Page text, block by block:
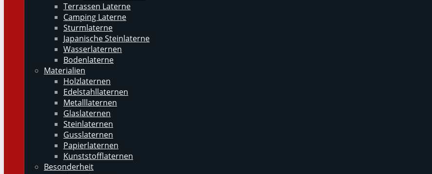
Terrassen Laterne
Camping Laterne
Sturmlaterne
Japanische Steinlaterne
Wasserlaternen
Bodenlaterne
Materialien
Holzlaternen
Edelstahllaternen
Metalllaternen
Glaslaternen
Steinlaternen
Gusslaternen
Papierlaternen
Kunststofflaternen
Besonderheit